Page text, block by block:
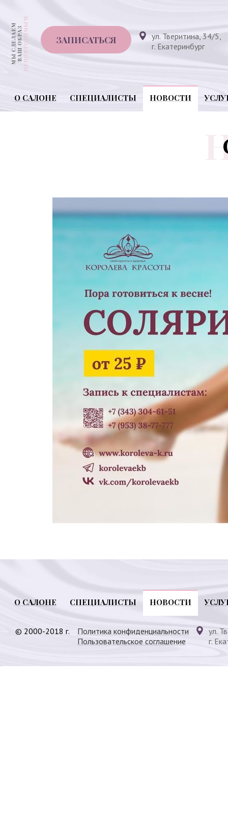
ЗАПИСАТЬСЯ
ул. Тверитина, 34/5,
г. Екатеринбург
О САЛОНЕ СПЕЦИАЛИСТЫ НОВОСТИ
О САЛОНЕ СПЕЦИАЛИСТЫ НОВОСТИ
© 2000-2018 г.
Политика конфиденциальности
Пользовательское соглашение
ул.
г.